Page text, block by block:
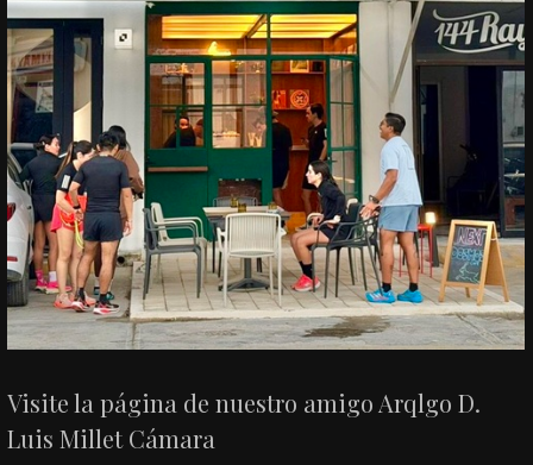
Visite la página de nuestro amigo Arqlgo D.
Luis Millet Cámara